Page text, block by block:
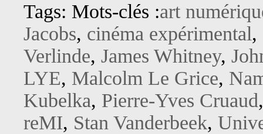
Tags: Mots-clés :art
Jacobs, cinéma expérimental,
Verlinde, James Whitney,
LYE, Malcolm Le Grice,
Kubelka, Pierre-Yves Cruaud
reMI, Stan Vanderbeek,